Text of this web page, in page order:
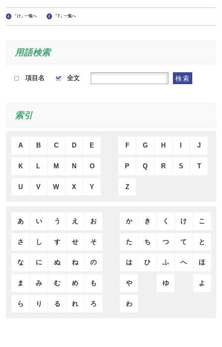
「け」一覧へ 「T」一覧へ
用語検索
項目名 全文 検索
索引
A B C D E F G H J
K L M N O P Q R S T
U V W X Y Z
あ い う え お か き く け こ
さ し す せ そ た ち つ て と
な に ぬ ね の は ひ ふ へ ほ
ま み む め も や ゆ よ
ら り る れ ろ わ